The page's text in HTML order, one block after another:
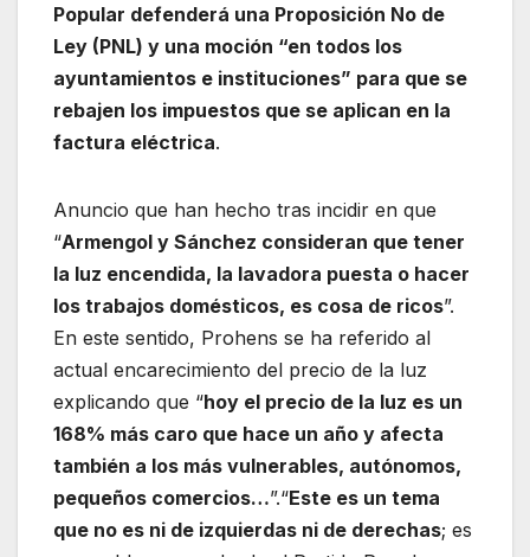
Popular defenderá una Proposición No de
Ley (PNL) y una moción “en todos los
ayuntamientos e instituciones” para que se
rebajen los impuestos que se aplican en la
factura eléctrica.
Anuncio que han hecho tras incidir en que
“Armengol y Sánchez consideran que tener
la luz encendida, la lavadora puesta o hacer
los trabajos domésticos, es cosa de ricos”.
En este sentido, Prohens se ha referido al
actual encarecimiento del precio de la luz
explicando que “hoy el precio de la luz es un
168% más caro que hace un año y afecta
también a los más vulnerables, autónomos,
pequeños comercios…”.“Este es un tema
que no es ni de izquierdas ni de derechas; es